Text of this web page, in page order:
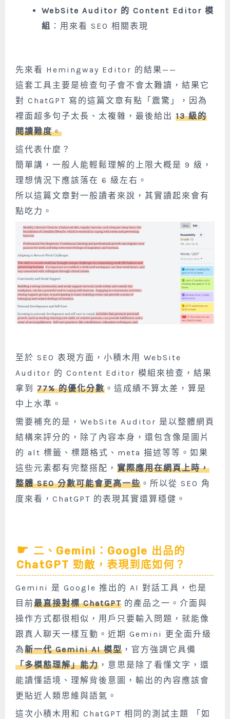
WebSite Auditor 的 Content Editor 模
組
：用來看 SEO 相關表現
先來看 Hemingway Editor 的結果——
這套工具主要是檢查句子會不會太難讀，結果它
對 ChatGPT 寫的這篇文章有點「震驚」，因為
裡面超多句子太長、太複雜，最後給出 13 級的
閱讀難度。
這代表什麼？
簡單講，一般人能輕鬆理解的上限大概是 9 級，
理想情況下應該落在 6 級左右。
所以這篇文章對一般讀者來說，其實讀起來會有
點吃力。
至於 SEO 表現方面，小積木用 WebSite
Auditor 的 Content Editor 模組來檢查，結果
拿到 77% 的優化分數 。這成績不算太差，算是
中上水準。
需要補充的是，WebSite Auditor 是以整體網頁
結構來評分的，除了內容本身，還包含像是圖片
的 alt 標籤、標題格式、meta 描述等等。如果
這些元素都有完整搭配， 實際應用在網頁上時，
整體 SEO 分數可能會更高一些 。所以從 SEO 角
度來看，ChatGPT 的表現其實還算穩健。
二、Gemini：Google 出品的
ChatGPT 勁敵，表現到底如何？
Gemini 是 Google 推出的 AI 對話工具，也是
目前最直接對標 ChatGPT 的產品之一。介面與
操作方式都很相似，用戶只要輸入問題，就能像
跟真人聊天一樣互動。近期 Gemini 更全面升級
為新一代 Gemini AI 模型 ，官方強調它具備
「多模態理解」能力 ，意思是除了看懂文字，還
能讀懂語境、理解背後意圖，輸出的內容應該會
更貼近人類思維與語氣。
這次小積木用和 ChatGPT 相同的測試主題 「如